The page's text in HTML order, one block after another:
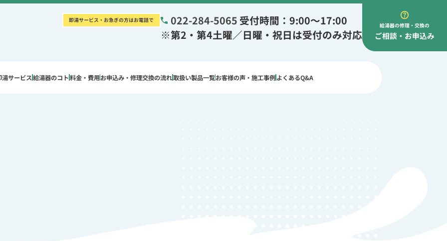
即湯サービス・お急ぎの方はお電話で 022-284-5065 受付時間：9:00～17:00
※第2・第4土曜／日曜・祝日は受付のみ対応
給湯器の修理・交換の
ご相談・お申込み
湯サービス給湯器のコト料金・費用お申込み・修理交換の流れ取扱い製品一覧お客様の声・施工事例よくあるQ&A